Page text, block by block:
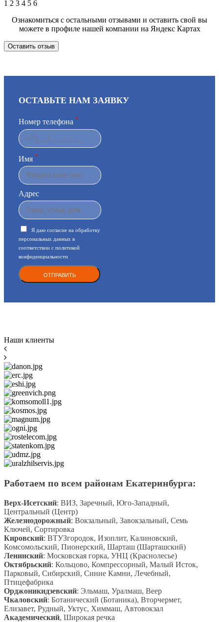
1 2 3 4 5 6
Ознакомиться с остальными отзывами и оставить свой вы
можете в профиле нашей компании на Яндекс Картах
Оставить отзыв
ОСТАВЬТЕ НАМ ЗАЯВКУ
Номер телефона *
Имя *
Адрес
Я даю согласие на обработку
персональных данных в
соответствии с политикой
конфиденциальности
Наши клиенты
Работаем по всем районам Екатеринбурга:
Верх-Исетский: ВИЗ, Заречный, Юго-Западный,
Центральный (Центр)
Железнодорожный: Вокзальный, Завокзальный, Семь
Ключей, Сортировка
Кировский: ВТУЗгородок, Изоплит, Калиновский,
Комсомольский, Пионерский, Шарташ (Шарташский)
Ленинский: Московская горка, УНЦ (Краснолесье)
Октябрьский: Кольцово, Компрессорный, Малый Исток,
Парковый, Сибирский, Синие Камни, Лечебный,
Птицефабрика
Орджоникидзевский: Эльмаш, Уралмаш, Веер
Чкаловский: Ботанический (Ботаника), Вторчермет,
Елизавет, Рудный, Уктус, Химмаш, Автовокзал
Академический, Широкая речка